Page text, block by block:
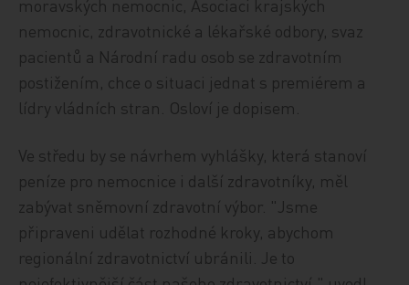
moravských nemocnic, Asociaci krajských
nemocnic, zdravotnické a lékařské odbory, svaz
pacientů a Národní radu osob se zdravotním
postižením, chce o situaci jednat s premiérem a
lídry vládních stran. Osloví je dopisem.
Ve středu by se návrhem vyhlášky, která stanoví
peníze pro nemocnice i další zdravotníky, měl
zabývat sněmovní zdravotní výbor. "Jsme
připraveni udělat rozhodné kroky, abychom
regionální zdravotnictví ubránili. Je to